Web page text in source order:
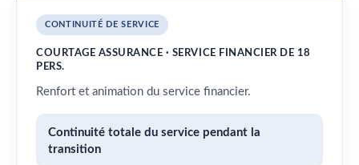
CONTINUITÉ DE SERVICE
COURTAGE ASSURANCE · SERVICE FINANCIER DE 18
PERS.
Renfort et animation du service financier.
Continuité totale du service pendant la
transition